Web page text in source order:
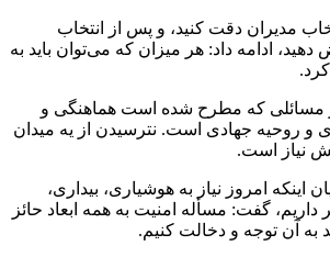
مدیران دقت کنید، و پس از انتخاب
ادامه داد: هر میزان که می‌توان باید به
مسائلی که مطرح شده است هماهنگی و
و روحیه جهادی است. نترسیدن از یه میدان
نیاز است.
اینکه امروز نیاز به هوشیاری، بیداری،
گفت: مسأله امنیت به همه ابعاد حائز
به آن توجه و دخالت کنیم.